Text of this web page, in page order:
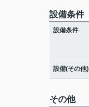
設備条件
設備条件
設備(その他)
その他